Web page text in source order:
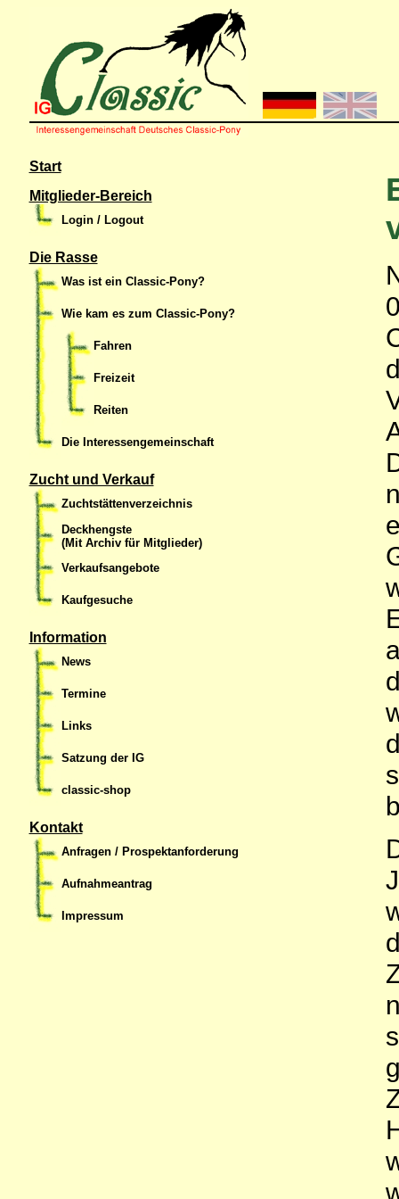
Start
Mitglieder-Bereich
Login / Logout
Die Rasse
Was ist ein Classic-Pony?
Wie kam es zum Classic-Pony?
Fahren
Freizeit
Reiten
Die Interessengemeinschaft
Zucht und Verkauf
Zuchtstättenverzeichnis
Deckhengste
(Mit Archiv für Mitglieder)
Verkaufsangebote
Kaufgesuche
Information
News
Termine
Links
Satzung der IG
classic-shop
Kontakt
Anfragen / Prospektanforderung
Aufnahmeantrag
Impressum